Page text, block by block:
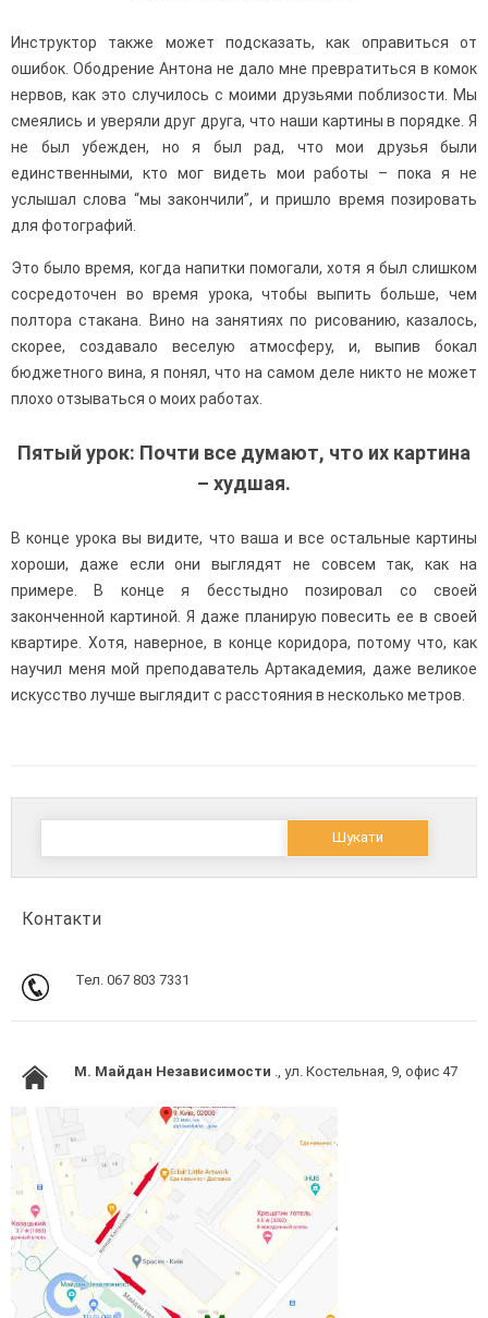
Инструктор также может подсказать, как оправиться от
ошибок. Ободрение Антона не дало мне превратиться в комок
нервов, как это случилось с моими друзьями поблизости. Мы
смеялись и уверяли друг друга, что наши картины в порядке. Я
не был убежден, но я был рад, что мои друзья были
единственными, кто мог видеть мои работы – пока я не
услышал слова “мы закончили”, и пришло время позировать
для фотографий.
Это было время, когда напитки помогали, хотя я был слишком
сосредоточен во время урока, чтобы выпить больше, чем
полтора стакана. Вино на занятиях по рисованию, казалось,
скорее, создавало веселую атмосферу, и, выпив бокал
бюджетного вина, я понял, что на самом деле никто не может
плохо отзываться о моих работах.
Пятый урок: Почти все думают, что их картина
– худшая.
В конце урока вы видите, что ваша и все остальные картины
хороши, даже если они выглядят не совсем так, как на
примере. В конце я бесстыдно позировал со своей
законченной картиной. Я даже планирую повесить ее в своей
квартире. Хотя, наверное, в конце коридора, потому что, как
научил меня мой преподаватель Артакадемия, даже великое
искусство лучше выглядит с расстояния в несколько метров.
Пошук:
Контакти
Тел. 067 803 7331
M. Майдан Независимости ., ул. Костельная, 9, офис 47